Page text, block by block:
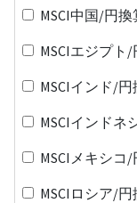
MSCI中国/円換
MSCIエジプト
MSCIインド/円
MSCIインドネ
MSCIメキシコ
MSCIロシア/円